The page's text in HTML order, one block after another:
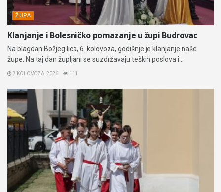
ŽUPA
Klanjanje i Bolesničko pomazanje u župi Budrovac
Na blagdan Božjeg lica, 6. kolovoza, godišnje je klanjanje naše
župe. Na taj dan župljani se suzdržavaju teških poslova i...
7 KOLOVOZA, 2026 111